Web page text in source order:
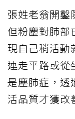
張姓老翁開鑿
但粉塵對肺部
現自己稍活動
連走平路或從
是塵肺症，透
活品質才獲改